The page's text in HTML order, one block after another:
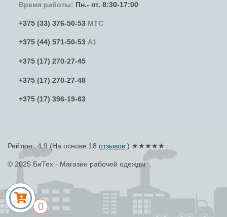
Время работы: Пн.- пт. 8:30-17:00
+375 (33) 376-50-53 МТС
+375 (44) 571-50-53 А1
+375 (17) 270-27-45
+375 (17) 270-27-48
+375 (17) 396-19-63
Рейтинг: 4,9 (На основе 18 отзывов ) ★★★★★
© 2025 БиТех - Магазин рабочей одежды
0